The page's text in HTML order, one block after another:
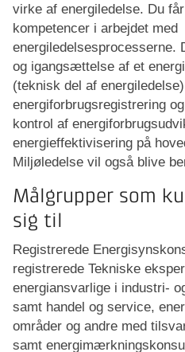
virke af energiledelse. Du
kompetencer i arbejdet med
energiledelsesprocesserne.
og igangsættelse af et
(teknisk del af
energiforbrugsregistrering
kontrol af
energieffektivisering på
Miljøledelse vil også blive
Målgrupper som
sig til
Registrerede
registrerede Tekniske
energiansvarlige i industri-
samt handel og service,
områder og andre med
samt